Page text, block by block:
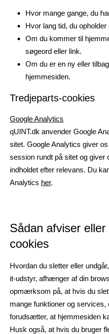
Hvor mange gange, du
Hvor lang tid, du
Om du kommer til
søgeord eller link.
Om du er en ny eller
hjemmesiden.
Tredjeparts-cookies
Google Analytics
qUINT.dk anvender Google
sitet. Google Analytics giver
session rundt på sitet og giver
indholdet efter relevans. Du
Analytics her.
Sådan afviser
cookies
Hvordan du sletter eller
it-udstyr, afhænger af din
opmærksom på, at hvis du
mange funktioner og
forudsætter, at hjemmesiden
Husk også, at hvis du bruger